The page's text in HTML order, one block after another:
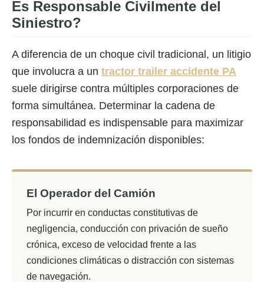
Es Responsable Civilmente del
Siniestro?
A diferencia de un choque civil tradicional, un litigio
que involucra a un tractor trailer accidente PA
suele dirigirse contra múltiples corporaciones de
forma simultánea. Determinar la cadena de
responsabilidad es indispensable para maximizar
los fondos de indemnización disponibles:
El Operador del Camión
Por incurrir en conductas constitutivas de
negligencia, conducción con privación de sueño
crónica, exceso de velocidad frente a las
condiciones climáticas o distracción con sistemas
de navegación.